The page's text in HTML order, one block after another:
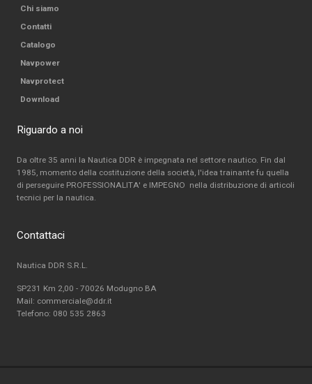
Chi siamo
Contatti
Catalogo
Navpower
Navprotect
Download
Riguardo a noi
Da oltre 35 anni la Nautica DDR è impegnata nel settore nautico. Fin dal
1985, momento della costituzione della società, l'idea trainante fu quella
di perseguire PROFESSIONALITA' e IMPEGNO nella distribuzione di articoli
tecnici per la nautica.
Contattaci
Nautica DDR S.R.L.
SP231 Km 2,00 - 70026 Modugno BA
Mail: commerciale@ddr.it
Telefono: 080 535 2863